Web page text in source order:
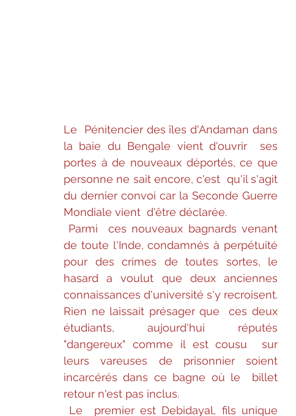
Contes
Le  Pénitencier des îles d'Andaman dans
la baie du Bengale vient d'ouvrir  ses
portes à de nouveaux déportés, ce que
personne ne sait encore, c'est  qu'il s'agit
du dernier convoi car la Seconde Guerre
Mondiale vient  d'être déclarée.
Parmi  ces nouveaux bagnards venant
de toute l'Inde, condamnés à perpétuité
pour des crimes de toutes sortes, le
hasard a voulut que deux anciennes
connaissances d'université s'y recroisent.
Rien ne laissait présager que  ces deux
étudiants, aujourd'hui réputés
"dangereux" comme il est cousu  sur
leurs vareuses de prisonnier soient
incarcérés dans ce bagne où le  billet
retour n'est pas inclus.
Le  premier est Debidayal, fils unique